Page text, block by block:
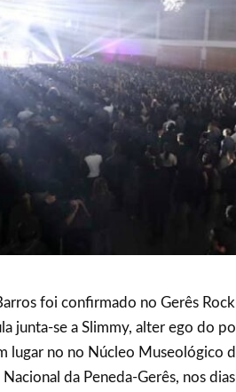
foi confirmado no Gerês
junta-se a Slimmy, alter ego do
lugar no no Núcleo Museológico
Nacional da Peneda-Gerês, nos